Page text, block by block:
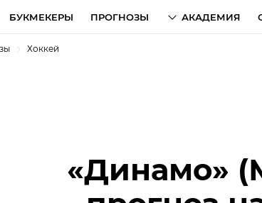
БУКМЕКЕРЫ ПРОГНОЗЫ АКАДЕМИЯ
Хоккей
«Динамо»